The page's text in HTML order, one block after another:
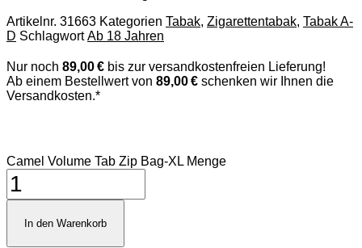
Artikelnr. 31663 Kategorien Tabak, Zigarettentabak, Tabak A-
D Schlagwort Ab 18 Jahren
Nur noch 89,00 € bis zur versandkostenfreien Lieferung!
Ab einem Bestellwert von 89,00 € schenken wir Ihnen die
Versandkosten.*
Camel Volume Tab Zip Bag-XL Menge
In den Warenkorb